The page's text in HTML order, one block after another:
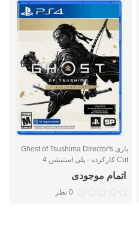
بازی Ghost of Tsushima Director's
Cut کارکرده - پلی استیشن 4
اتمام موجودی
0 نظر